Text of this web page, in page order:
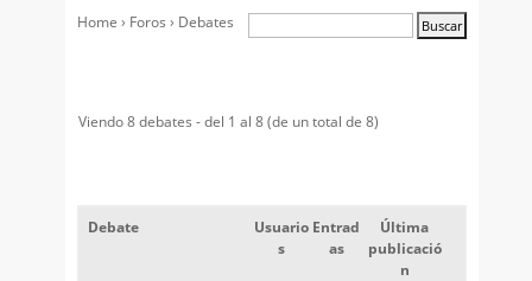
Home › Foros › Debates
Viendo 8 debates - del 1 al 8 (de un total de 8)
Debate
Usuario
s
Entrad
as
Última
publicació
n